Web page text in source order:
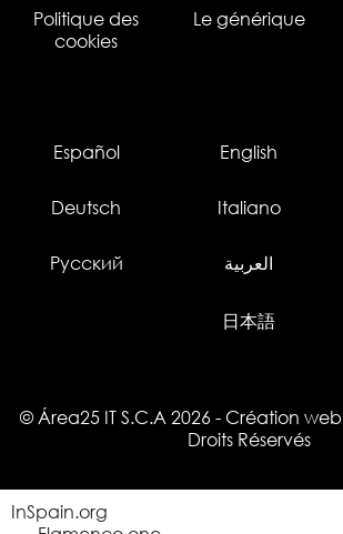
Politique des
cookies
Le générique
Español English
Deutsch Italiano
Русский العربية
日本語
© Área25 IT S.C.A 2026 - Création web
Droits Réservés
InSpain.org